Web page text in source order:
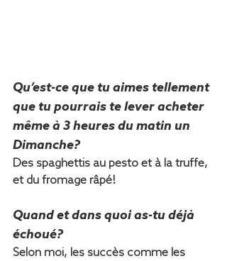
Qu’est-ce que tu aimes tellement
que tu pourrais te lever acheter
même à 3 heures du matin un
Dimanche?
Des spaghettis au pesto et à la truffe,
et du fromage râpé!
Quand et dans quoi as-tu déjà
échoué?
Selon moi, les succès comme les